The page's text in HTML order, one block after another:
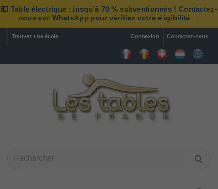
💶 Table électrique : jusqu’à 70 % subventionnés ! Contactez-
nous sur WhatsApp pour vérifiez votre éligibilité →
Contactez-nous
Trouvez une école Connexion